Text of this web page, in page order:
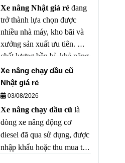
nâng đã qua sử dụng có
chất lượng tốt nhằm tối ưu
ngân sách mà vẫn đảm bảo
hiệu quả vận hành.
Xe nâng Nhật giá rẻ đang
trở thành lựa chọn được
nhiều nhà máy, kho bãi và
xưởng sản xuất ưu tiên. Với
chất lượng bền bỉ, khả năng
vận hành ổn định cùng mức
giá hợp lý, xe nâng Nhật đã
qua sử dụng mang đến hiệu
đảm bảo năng suất làm việc.
Xe nâng chạy dầu cũ
Nhật giá rẻ
03/08/2026
Xe nâng chạy dầu cũ là
dòng xe nâng động cơ
diesel đã qua sử dụng, được
nhập khẩu hoặc thu mua từ